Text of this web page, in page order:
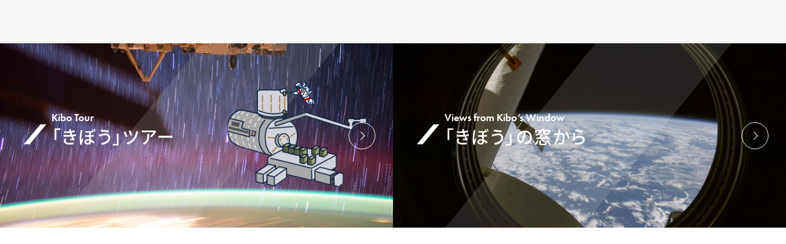
Kibo Tour
「きぼう」ツアー
Views from Kibo’s Window
「きぼう」の窓から